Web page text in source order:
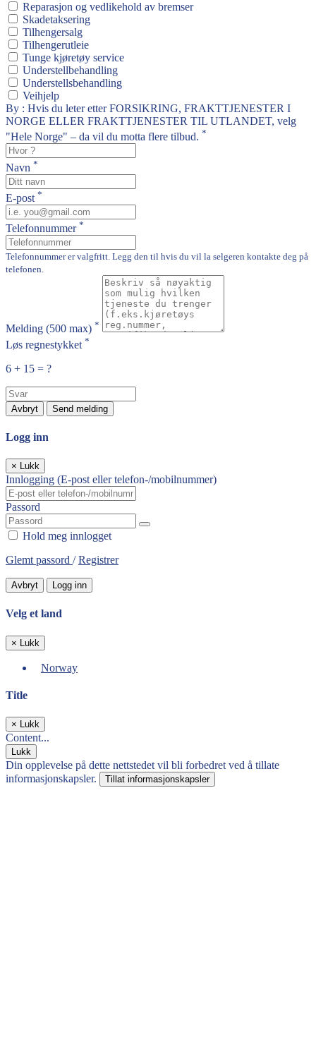
Reparasjon og vedlikehold av bremser
Skadetaksering
Tilhengersalg
Tilhengerutleie
Tunge kjøretøy service
Understellbehandling
Understellsbehandling
Veihjelp
By : Hvis du leter etter FORSIKRING, FRAKTTJENESTER I
NORGE ELLER FRAKTTJENESTER TIL UTLANDET, velg
"Hele Norge" – da vil du motta flere tilbud. *
Navn *
E-post *
Telefonnummer *
Telefonnummer er valgfritt. Legg den til hvis du vil la selgeren kontakte deg på
telefonen.
Melding (500 max) *
Løs regnestykket *
6 + 15 = ?
Avbryt Send melding
Logg inn
× Lukk
Innlogging (E-post eller telefon-/mobilnummer)
Passord
Hold meg innlogget
Glemt passord /Registrer
Avbryt Logg inn
Velg et land
× Lukk
Norway
Title
× Lukk
Content...
Lukk
Din opplevelse på dette nettstedet vil bli forbedret ved å tillate
informasjonskapsler.
Tillat informasjonskapsler